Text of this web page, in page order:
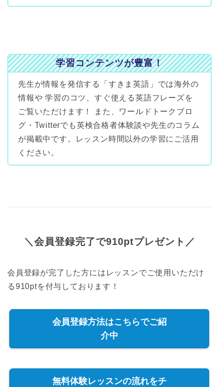
学習コンテンツが豊富！
先生が情報を発信する「すきま英語」では海外の
情報や 学習のコツ、すぐ使える英語フレーズを
ご覧いただけます！ また、ワールドトークブロ
グ・Twitterでも英検合格者体験談や先生のコラム
が掲載中です。レッスン時間以外の学習にご活用
ください。
＼会員登録完了で910ptプレゼント／
会員登録が完了した方にはレッスンでご使用いただけ
る910ptを付与しております！
会員登録方法はこちらでご紹
介中
無料体験レッスンの流れをチ